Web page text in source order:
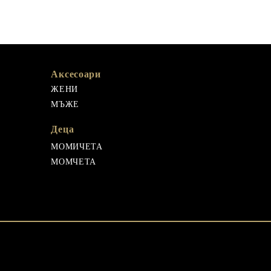
Аксесоари
ЖЕНИ
МЪЖЕ
Деца
МОМИЧЕТА
МОМЧЕТА